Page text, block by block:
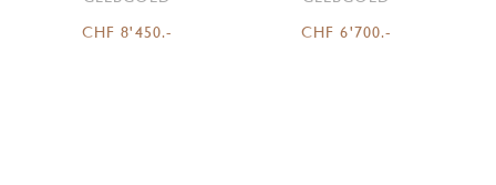
CHF 8'450.-
CHF 6'700.-